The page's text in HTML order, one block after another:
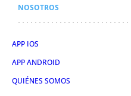
NOSOTROS
APP IOS
APP ANDROID
QUIÉNES SOMOS